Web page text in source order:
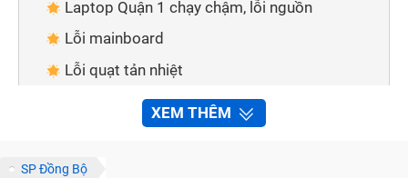
Laptop Quận 1 chạy chậm, lỗi nguồn
Lỗi mainboard
Lỗi quạt tản nhiệt
Laptop bị lỗi pin
Laptop lỗi tín hiệu, không có âm thanh
Dịch vụ sửa chữa laptop chất lượng cao,
XEM THÊM
SP Đồng Bộ